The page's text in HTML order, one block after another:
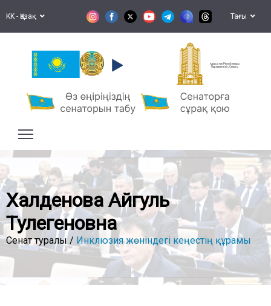
KK - Қазақ Тағы
Қазақстан Республикасы
Парламентінің Сенаты
Халденова Айгуль
Тулегеновна
Сенат туралы / Инклюзия жөніндегі кеңестің құрамы